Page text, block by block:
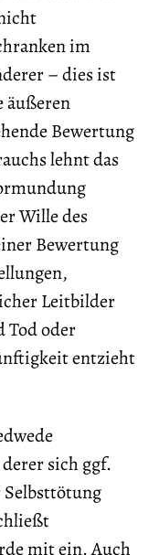
im
– dies ist
äußeren
Bewertung
lehnt das
Wille des
Bewertung
Leitbilder
Tod oder
entzieht
sich ggf.
mit ein. Auch